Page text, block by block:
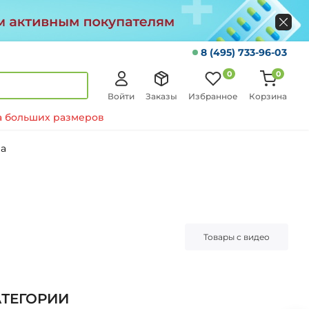
8 (495) 733-96-03
Войти Заказы Избранное
0
Корзина
0
больших размеров
Товары с видео